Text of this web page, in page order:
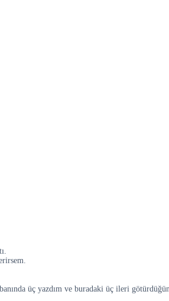
üç yazdım ve buradaki üç ileri